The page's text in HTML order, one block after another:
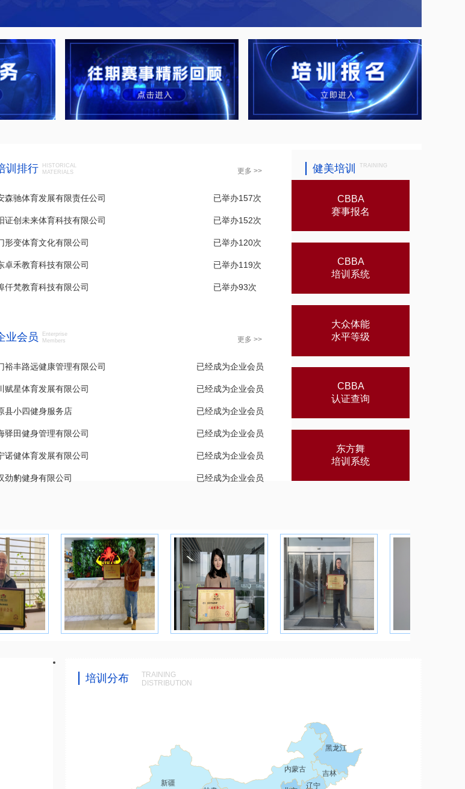
训排行
HISTORICAL
MATERIALS
更多 >>
森驰体育发展有限责任公司 已举办157次
证创未来体育科技有限公司 已举办152次
形变体育文化有限公司 已举办120次
卓禾教育科技有限公司 已举办119次
仟梵教育科技有限公司 已举办93次
健美培训 TRAINING
CBBA
赛事报名
CBBA
培训系统
大众体能
水平等级
CBBA
认证查询
东方舞
培训系统
业会员
Enterprise
Members
更多 >>
赋星体育发展有限公司 已经成为企业会员
县小四健身服务店 已经成为企业会员
驿田健身管理有限公司 已经成为企业会员
诺健体育发展有限公司 已经成为企业会员
劲豹健身有限公司 已经成为企业会员
裕丰路远健康管理有限公司 已经成为企业会员
培训分布
TRAINING
DISTRIBUTION